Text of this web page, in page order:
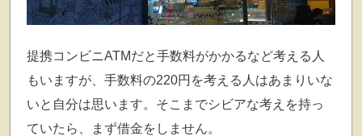
提携コンビニATMだと手数料がかかるなど考える人
もいますが、手数料の220円を考える人はあまりいな
いと自分は思います。そこまでシビアな考えを持っ
ていたら、まず借金をしません。